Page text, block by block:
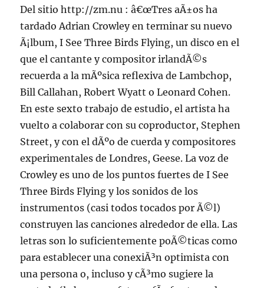
Del sitio http://zm.nu : â€œTres aÃ±os ha
tardado Adrian Crowley en terminar su nuevo
Ã¡lbum, I See Three Birds Flying, un disco en el
que el cantante y compositor irlandÃ©s
recuerda a la mÃºsica reflexiva de Lambchop,
Bill Callahan, Robert Wyatt o Leonard Cohen.
En este sexto trabajo de estudio, el artista ha
vuelto a colaborar con su coproductor, Stephen
Street, y con el dÃºo de cuerda y compositores
experimentales de Londres, Geese. La voz de
Crowley es uno de los puntos fuertes de I See
Three Birds Flying y los sonidos de los
instrumentos (casi todos tocados por Ã©l)
construyen las canciones alrededor de ella. Las
letras son lo suficientemente poÃ©ticas como
para establecer una conexiÃ³n optimista con
una persona o, incluso y cÃ³mo sugiere la